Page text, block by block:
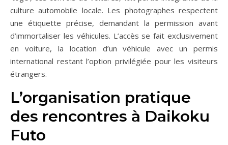
culture automobile locale. Les photographes respectent
une étiquette précise, demandant la permission avant
d’immortaliser les véhicules. L’accès se fait exclusivement
en voiture, la location d’un véhicule avec un permis
international restant l’option privilégiée pour les visiteurs
étrangers.
L’organisation pratique
des rencontres à Daikoku
Futo